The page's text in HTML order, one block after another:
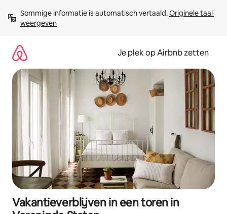
direct
naar
Sommige informatie is automatisch vertaald. Originele taal
weergeven
Je plek op Airbnb zetten
Vakantieverblijven in een toren in